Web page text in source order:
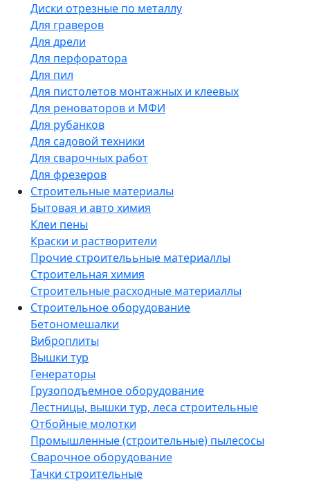
Диски отрезные по металлу
Для граверов
Для дрели
Для перфоратора
Для пил
Для пистолетов монтажных и клеевых
Для реноваторов и МФИ
Для рубанков
Для садовой техники
Для сварочных работ
Для фрезеров
Строительные материалы
Бытовая и авто химия
Клеи пены
Краски и растворители
Прочие строителььные материаллы
Строительная химия
Строительные расходные материаллы
Строительное оборудование
Бетономешалки
Виброплиты
Вышки тур
Генераторы
Грузоподъемное оборудование
Лестницы, вышки тур, леса строительные
Отбойные молотки
Промышленные (строительные) пылесосы
Сварочное оборудование
Тачки строительные